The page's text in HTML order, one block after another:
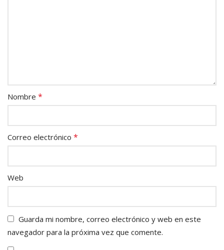
Nombre *
Correo electrónico *
Web
Guarda mi nombre, correo electrónico y web en este
navegador para la próxima vez que comente.